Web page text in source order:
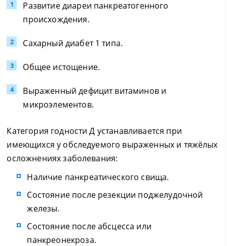
Развитие диареи панкреатогенного
происхождения.
Сахарный диабет 1 типа.
Общее истощение.
Выраженный дефицит витаминов и
микроэлементов.
Категория годности Д устанавливается при
имеющихся у обследуемого выраженных и тяжёлых
осложнениях заболевания:
Наличие панкреатического свища.
Состояние после резекции поджелудочной
железы.
Состояние после абсцесса или
панкреонекроза.